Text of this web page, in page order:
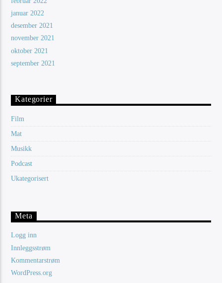
januar 2022
desember 2021
november 2021
oktober 2021
september 2021
Kategorier
Film
Mat
Musikk
Podcast
Ukategorisert
Meta
Logg inn
Innleggsstrøm
Kommentarstrøm
WordPress.org